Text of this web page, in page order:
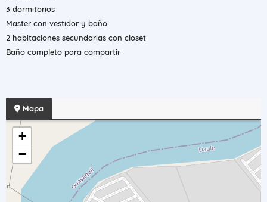
3 dormitorios
Master con vestidor y baño
2 habitaciones secundarias con closet
Baño completo para compartir
Mapa
+
−